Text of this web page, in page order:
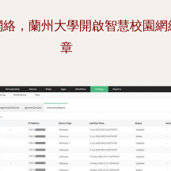
，蘭州大學開啟智慧校園網
章